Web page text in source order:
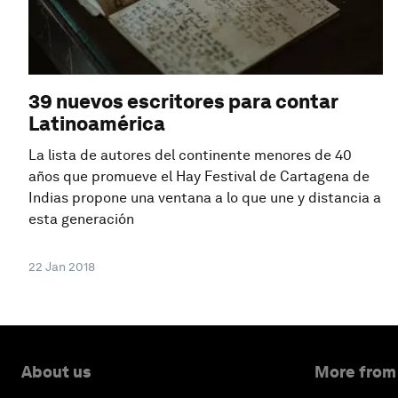
39 nuevos escritores para contar
Latinoamérica
La lista de autores del continente menores de 40
años que promueve el Hay Festival de Cartagena de
Indias propone una ventana a lo que une y distancia a
esta generación
22 Jan 2018
About us More